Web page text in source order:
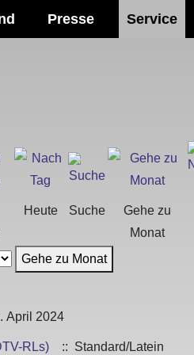
Presse Service
Heute Suche
Gehe zu
Monat
Gehe zu Monat
April 2024
RLs)
:: Standard/Latein